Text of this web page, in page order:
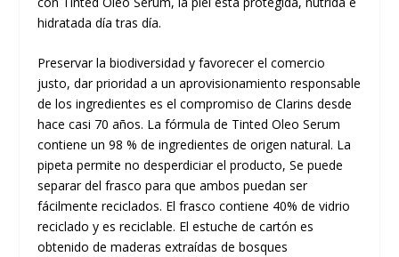
hidratada día tras día.
Preservar la biodiversidad y favorecer el comercio
justo, dar prioridad a un aprovisionamiento responsable
de los ingredientes es el compromiso de Clarins desde
hace casi 70 años. La fórmula de Tinted Oleo Serum
contiene un 98 % de ingredientes de origen natural. La
pipeta permite no desperdiciar el producto, Se puede
separar del frasco para que ambos puedan ser
fácilmente reciclados. El frasco contiene 40% de vidrio
reciclado y es reciclable. El estuche de cartón es
obtenido de maderas extraídas de bosques